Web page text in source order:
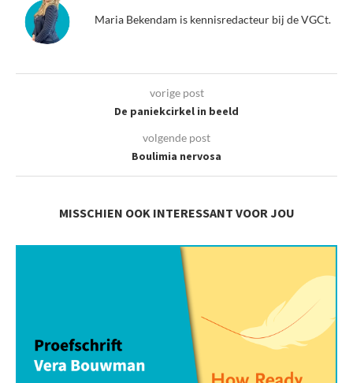
Maria Bekendam is kennisredacteur bij de VGCt.
vorige post
De paniekcirkel in beeld
volgende post
Boulimia nervosa
MISSCHIEN OOK INTERESSANT VOOR JOU